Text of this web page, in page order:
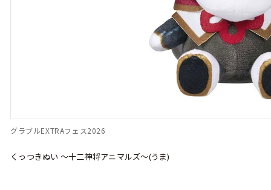
グラブルEXTRAフェス2026
くっつきぬい ～十二神将アニマルズ～(うま)